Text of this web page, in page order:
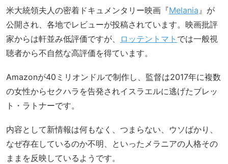
米大統領夫人の密着ドキュメンタリー映画『Melania』が
公開され、各地でレビューが投稿されています。映画批評
家からは軒並み低評価ですが、
ロッテントマト では一般視
聴者から不自然な高評価を得ています。
Amazonが40ミリオンドルで制作し、監督は2017年に複数
の女性からセクハラを告発されイスラエルに逃げたブレッ
ト・ラトナーです。
内容として新情報は何もなく、つまらない、ウソばかり、
なぜ存在しているのか不明、といったメラニアの人格その
ままを反映しているようです。